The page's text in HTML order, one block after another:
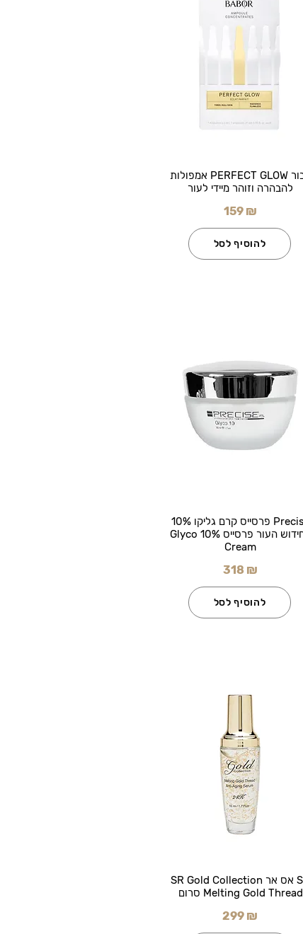
בבור PERFECT GLOW אמפולות
להבהרה וזוהר מיידי לעור
159 ₪
להוסיף לסל
Precise פרסייס קרם גליקו 10%
לחידוש העור פרסייס Glyco 10%
Cream
318 ₪
להוסיף לסל
SR אס אר SR Gold Collection
Melting Gold Thread סרום
299 ₪